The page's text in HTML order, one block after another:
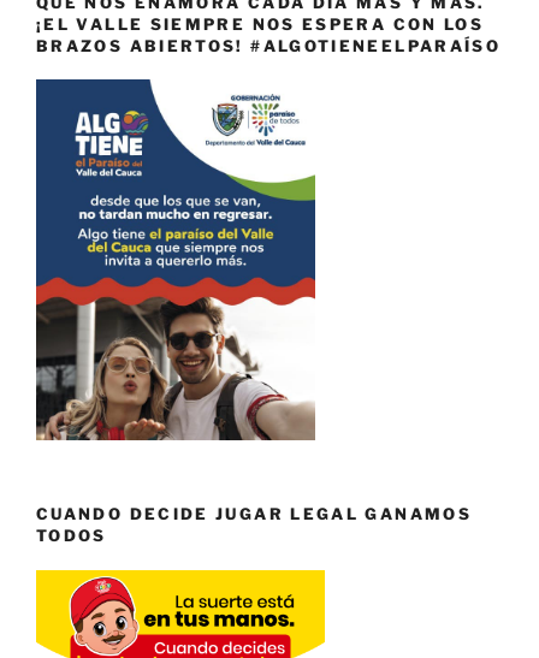
¡EL VALLE SIEMPRE NOS ESPERA CON LOS
BRAZOS ABIERTOS! #ALGOTIENEELPARAÍSO
CUANDO DECIDE JUGAR LEGAL GANAMOS
TODOS